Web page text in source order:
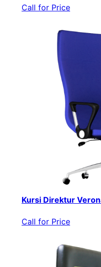
Call for Price
Kursi Direktur
Call for Price